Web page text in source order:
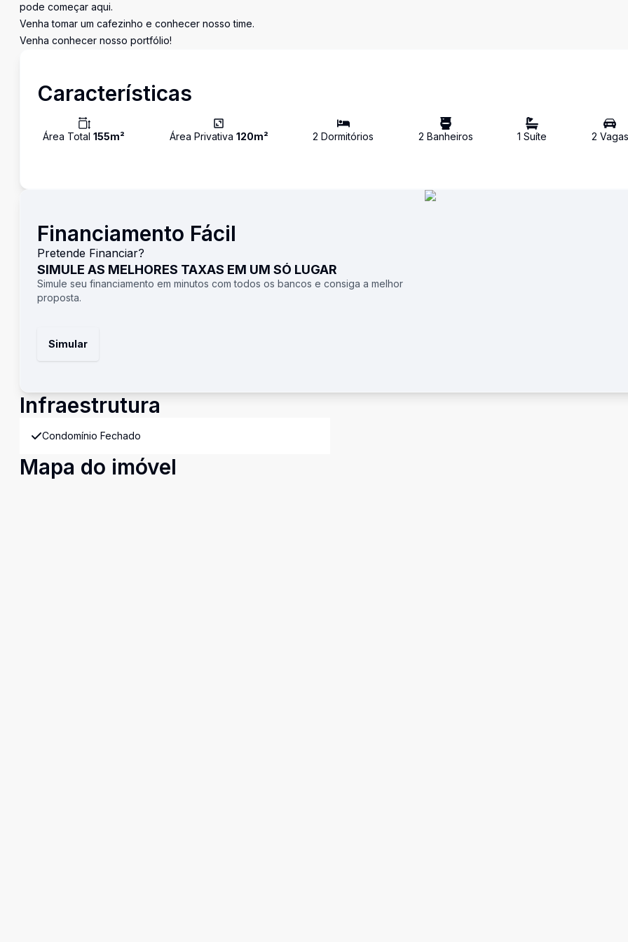
pode começar aqui.
Venha tomar um cafezinho e conhecer nosso time.
Venha conhecer nosso portfólio!
Características
Área Total 155m² Área Privativa 120m² 2 Dormitórios 2 Banheiros 1 Suíte 2 Vagas
Financiamento Fácil
Pretende Financiar?
SIMULE AS MELHORES TAXAS EM UM SÓ LUGAR
Simule seu financiamento em minutos com todos os bancos e consiga a melhor
proposta.
Simular
Infraestrutura
Condomínio Fechado
Mapa do imóvel